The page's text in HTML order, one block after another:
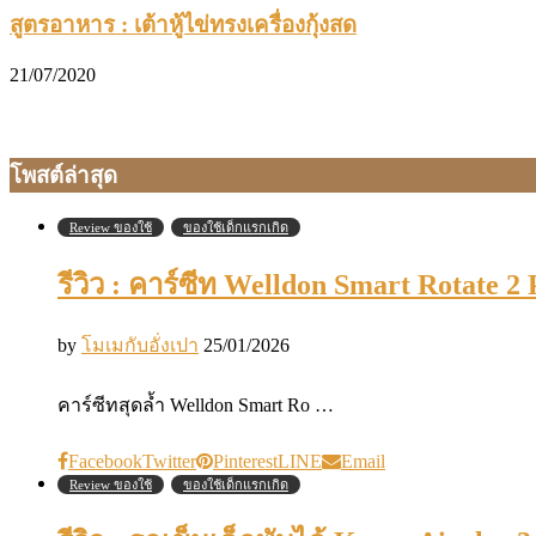
สูตรอาหาร : เต้าหู้ไข่ทรงเครื่องกุ้งสด
21/07/2020
โพสต์ล่าสุด
Review ของใช้ ของใช้เด็กแรกเกิด
รีวิว : คาร์ซีท Welldon Smart Rotate 2
by โมเมกับอั่งเปา 25/01/2026
คาร์ซีทสุดล้ำ Welldon Smart Ro …
FacebookTwitter PinterestLINE Email
Review ของใช้ ของใช้เด็กแรกเกิด